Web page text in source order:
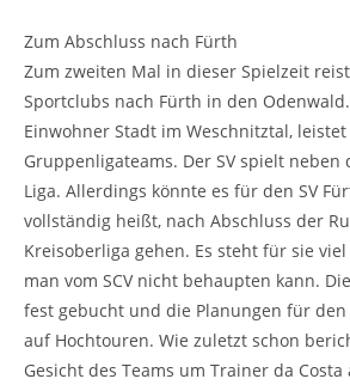
Zum Abschluss nach Fürth
Zum zweiten Mal in dieser Spielzeit
Sportclubs nach Fürth in den
Einwohner Stadt im Weschnitztal,
Gruppenligateams. Der SV spielt neben
Liga. Allerdings könnte es für den SV
vollständig heißt, nach Abschluss der
Kreisoberliga gehen. Es steht für sie
man vom SCV nicht behaupten kann.
fest gebucht und die Planungen für
auf Hochtouren. Wie zuletzt schon
Gesicht des Teams um Trainer da